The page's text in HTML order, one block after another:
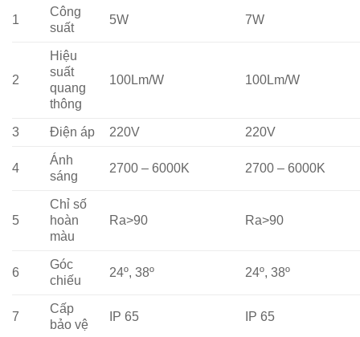
1
Công
suất
5W 7W
2
Hiệu
suất
quang
thông
100Lm/W 100Lm/W
3 Điện áp 220V 220V
4
Ánh
sáng
2700 – 6000K 2700 – 6000K
5
Chỉ số
hoàn
màu
Ra>90 Ra>90
6
Góc
chiếu
24º, 38º 24º, 38º
7
Cấp
bảo vệ
IP 65 IP 65